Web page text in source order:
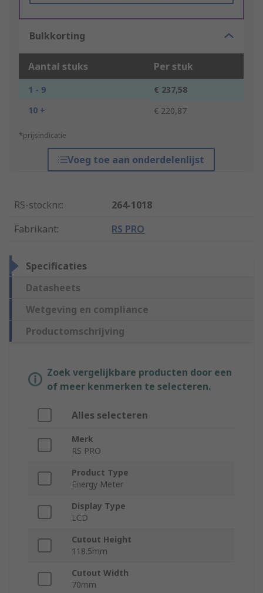
Bulkkorting
Aantal stuks Per stuk
1 - 9
€ 237,58
10 +
€ 220,87
*prijsindicatie
Voeg toe aan onderdelenlijst
RS-stocknr.:
264-1018
Fabrikant: RS PRO
Specificaties
Datasheets
Wetgeving en compliance
Productomschrijving
Zoek vergelijkbare producten door een
of meer kenmerken te selecteren.
Alles selecteren
Merk
RS PRO
Product Type
Energy Meter
Display Type
LCD
Cutout Height
118.5mm
Cutout Width
70mm